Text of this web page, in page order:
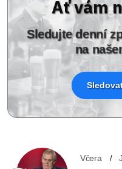
Ať vám
Sledujte denní
na
Včera